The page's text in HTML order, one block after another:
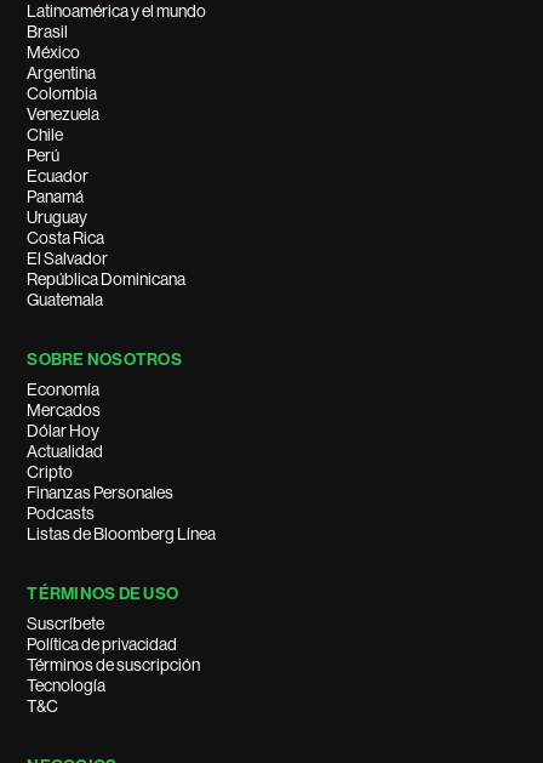
Latinoamérica y el mundo
Brasil
México
Argentina
Colombia
Venezuela
Chile
Perú
Ecuador
Panamá
Uruguay
Costa Rica
El Salvador
República Dominicana
Guatemala
SOBRE NOSOTROS
Economía
Mercados
Dólar Hoy
Actualidad
Cripto
Finanzas Personales
Podcasts
Listas de Bloomberg Línea
TÉRMINOS DE USO
Suscríbete
Política de privacidad
Términos de suscripción
Tecnología
T&C